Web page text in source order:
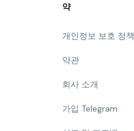
약
개인정보 보호 정책
약관
회사 소개
가입 Telegram